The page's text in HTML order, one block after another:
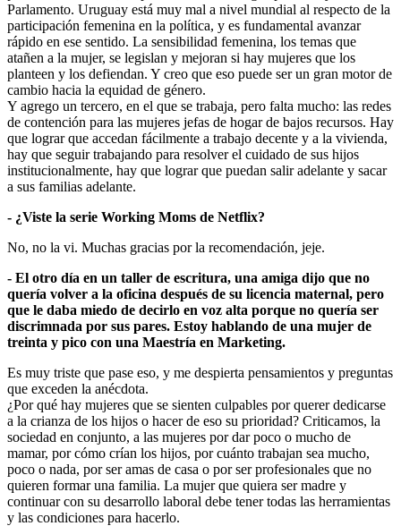
Parlamento. Uruguay está muy mal a nivel mundial al respecto de la
participación femenina en la política, y es fundamental avanzar
rápido en ese sentido. La sensibilidad femenina, los temas que
atañen a la mujer, se legislan y mejoran si hay mujeres que los
planteen y los defiendan. Y creo que eso puede ser un gran motor de
cambio hacia la equidad de género.
Y agrego un tercero, en el que se trabaja, pero falta mucho: las redes
de contención para las mujeres jefas de hogar de bajos recursos. Hay
que lograr que accedan fácilmente a trabajo decente y a la vivienda,
hay que seguir trabajando para resolver el cuidado de sus hijos
institucionalmente, hay que lograr que puedan salir adelante y sacar
a sus familias adelante.
- ¿Viste la serie Working Moms de Netflix?
No, no la vi. Muchas gracias por la recomendación, jeje.
- El otro día en un taller de escritura, una amiga dijo que no
quería volver a la oficina después de su licencia maternal, pero
que le daba miedo de decirlo en voz alta porque no quería ser
discrimnada por sus pares. Estoy hablando de una mujer de
treinta y pico con una Maestría en Marketing.
Es muy triste que pase eso, y me despierta pensamientos y preguntas
que exceden la anécdota.
¿Por qué hay mujeres que se sienten culpables por querer dedicarse
a la crianza de los hijos o hacer de eso su prioridad? Criticamos, la
sociedad en conjunto, a las mujeres por dar poco o mucho de
mamar, por cómo crían los hijos, por cuánto trabajan sea mucho,
poco o nada, por ser amas de casa o por ser profesionales que no
quieren formar una familia. La mujer que quiera ser madre y
continuar con su desarrollo laboral debe tener todas las herramientas
y las condiciones para hacerlo.